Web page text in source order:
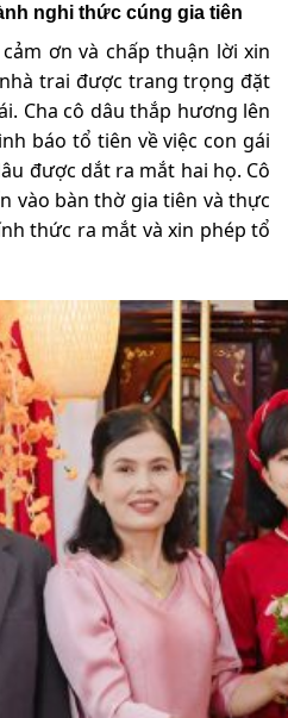
nghi thức cúng gia tiên
ơn và chấp thuận lời xin
trai được trang trọng đặt
Cha cô dâu thắp hương lên
báo tổ tiên về việc con gái
được dắt ra mắt hai họ. Cô
vào bàn thờ gia tiên và thực
thức ra mắt và xin phép tổ